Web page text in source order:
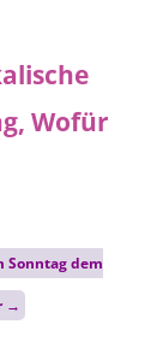
Sonntag dem
→